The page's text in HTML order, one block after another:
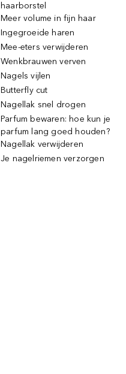
haarborstel
Meer volume in fijn haar
Ingegroeide haren
Mee-eters verwijderen
Wenkbrauwen verven
Nagels vijlen
Butterfly cut
Nagellak snel drogen
Parfum bewaren: hoe kun je
parfum lang goed houden?
Nagellak verwijderen
Je nagelriemen verzorgen